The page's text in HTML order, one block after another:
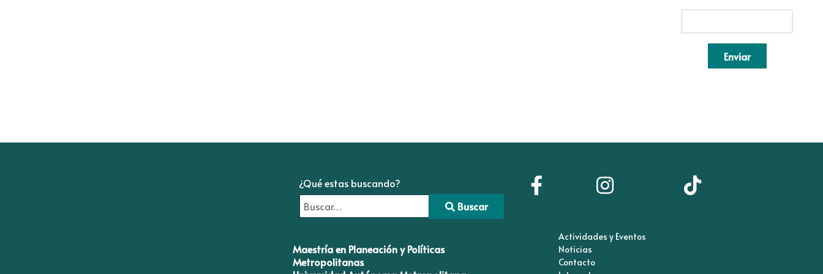
Enviar
¿Qué estas buscando?
Buscar
Maestría en Planeación y Políticas
Metropolitanas
Actividades y Eventos
Noticias
Contacto